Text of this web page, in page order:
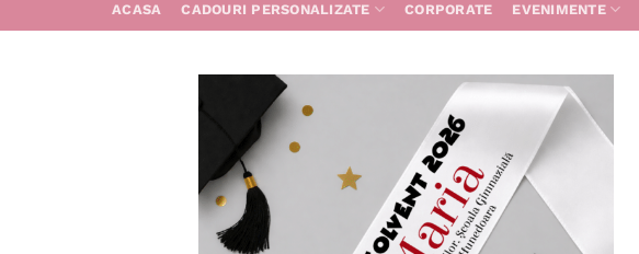
ACASA CADOURI PERSONALIZATE CORPORATE EVENIMENTE
Adaugă
wishlist